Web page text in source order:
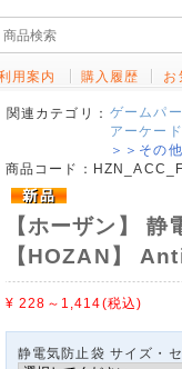
用案内 購入履歴 お
関連カテゴリ： ゲームパ
アーケー
＞＞その
商品コード：
【ホーザン】 静
【HOZAN】
¥ 228～1,414(税込)
静電気防止袋 サイズ・